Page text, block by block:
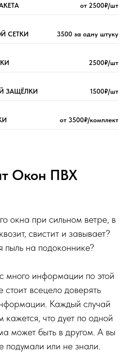
от 2500₽/шт
СЕТКИ 3500 за одну штуку
2500₽/шт
ЗАЩЁЛКИ 1500₽/шт
от 3500₽/комплект
Окон ПВХ
окна при сильном ветре, в
свистит и завывает?
пыль на подоконнике?
много информации по этой
всецело доверять
Каждый случай
что дует по одной
может быть в другом. А вы
подумали или не знали.